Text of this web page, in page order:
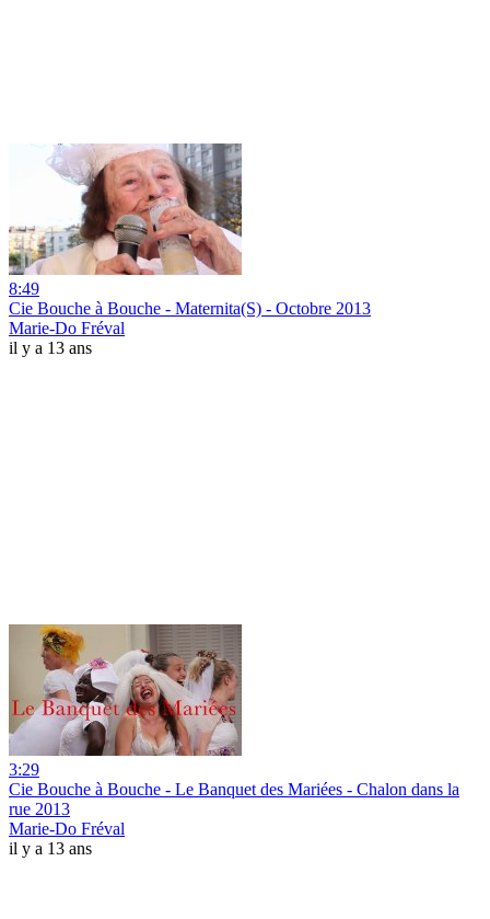
8:49
Cie Bouche à Bouche - Maternita(S) - Octobre 2013
Marie-Do Fréval
il y a 13 ans
3:29
Cie Bouche à Bouche - Le Banquet des Mariées - Chalon dans la
rue 2013
Marie-Do Fréval
il y a 13 ans